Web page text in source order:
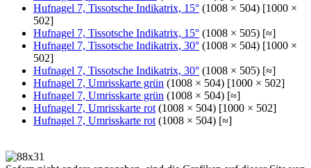
Hufnagel 7, Tissotsche Indikatrix, 15° (1008 × 504) [1000 ×
502]
Hufnagel 7, Tissotsche Indikatrix, 15° (1008 × 505) [≈]
Hufnagel 7, Tissotsche Indikatrix, 30° (1008 × 504) [1000 ×
502]
Hufnagel 7, Tissotsche Indikatrix, 30° (1008 × 505) [≈]
Hufnagel 7, Umrisskarte grün (1008 × 504) [1000 × 502]
Hufnagel 7, Umrisskarte grün (1008 × 504) [≈]
Hufnagel 7, Umrisskarte rot (1008 × 504) [1000 × 502]
Hufnagel 7, Umrisskarte rot (1008 × 504) [≈]